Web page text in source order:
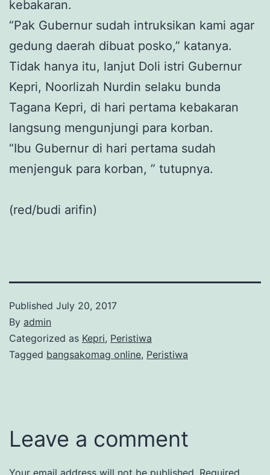
kebakaran.
“Pak Gubernur sudah intruksikan kami agar
gedung daerah dibuat posko,” katanya.
Tidak hanya itu, lanjut Doli istri Gubernur
Kepri, Noorlizah Nurdin selaku bunda
Tagana Kepri, di hari pertama kebakaran
langsung mengunjungi para korban.
“Ibu Gubernur di hari pertama sudah
menjenguk para korban, ” tutupnya.
(red/budi arifin)
Published July 20, 2017
By admin
Categorized as Kepri, Peristiwa
Tagged bangsakomag online, Peristiwa
Leave a comment
Your email address will not be published. Required